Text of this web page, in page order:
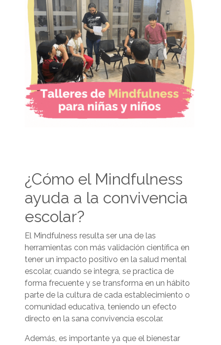
¿Cómo el Mindfulness
ayuda a la convivencia
escolar?
El Mindfulness resulta ser una de las
herramientas con más validación científica en
tener un impacto positivo en la salud mental
escolar, cuando se integra, se practica de
forma frecuente y se transforma en un hábito
parte de la cultura de cada establecimiento o
comunidad educativa, teniendo un efecto
directo en la sana convivencia escolar.
Además, es importante ya que el bienestar